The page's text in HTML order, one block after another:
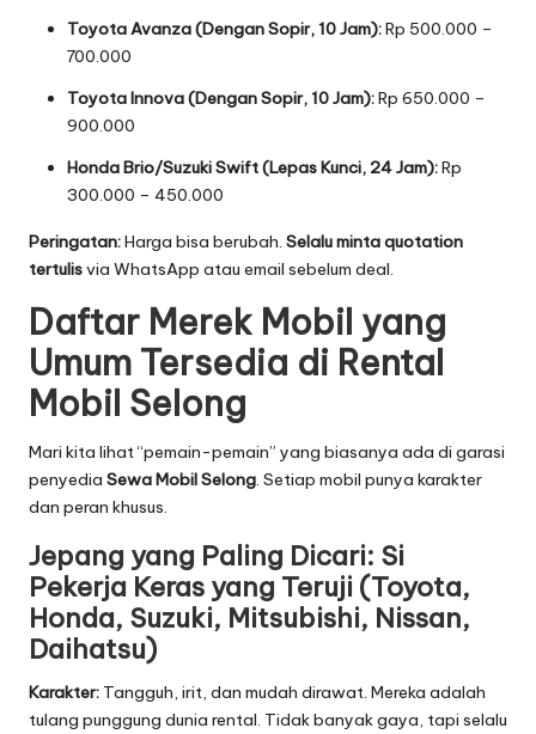
Toyota Avanza (Dengan Sopir, 10 Jam):Rp 500.000 –
700.000
Toyota Innova (Dengan Sopir, 10 Jam):Rp 650.000 –
900.000
Honda Brio/Suzuki Swift (Lepas Kunci, 24 Jam):Rp
300.000 – 450.000
Peringatan:Harga bisa berubah. Selalu minta quotation
tertulisvia WhatsApp atau email sebelum deal.
Daftar Merek Mobil yang
Umum Tersedia di Rental
Mobil Selong
Mari kita lihat “pemain-pemain” yang biasanya ada di garasi
penyedia Sewa Mobil Selong. Setiap mobil punya karakter
dan peran khusus.
Jepang yang Paling Dicari: Si
Pekerja Keras yang Teruji (Toyota,
Honda, Suzuki, Mitsubishi, Nissan,
Daihatsu)
Karakter: Tangguh, irit, dan mudah dirawat. Mereka adalah
tulang punggung dunia rental. Tidak banyak gaya, tapi selalu